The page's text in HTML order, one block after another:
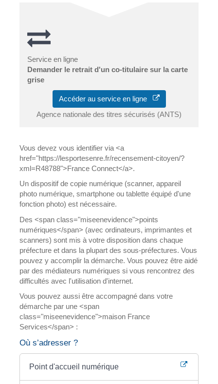
Service en ligne
Demander le retrait d'un co-titulaire sur la carte
grise
Accéder au service en ligne
Agence nationale des titres sécurisés (ANTS)
Vous devez vous identifier via <a
href="https://lesportesenre.fr/recensement-citoyen/?
xml=R48788">France Connect</a>.
Un dispositif de copie numérique (scanner, appareil
photo numérique, smartphone ou tablette équipé d'une
fonction photo) est nécessaire.
Des <span class="miseenevidence">points
numériques</span> (avec ordinateurs, imprimantes et
scanners) sont mis à votre disposition dans chaque
préfecture et dans la plupart des sous-préfectures. Vous
pouvez y accomplir la démarche. Vous pouvez être aidé
par des médiateurs numériques si vous rencontrez des
difficultés avec l'utilisation d'internet.
Vous pouvez aussi être accompagné dans votre
démarche par une <span
class="miseenevidence">maison France
Services</span> :
Où s’adresser ?
Point d'accueil numérique